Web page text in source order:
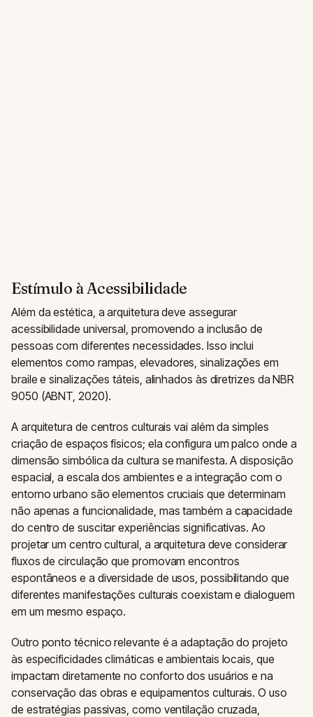
Estímulo à Acessibilidade
Além da estética, a arquitetura deve assegurar
acessibilidade universal, promovendo a inclusão de
pessoas com diferentes necessidades. Isso inclui
elementos como rampas, elevadores, sinalizações em
braile e sinalizações táteis, alinhados às diretrizes da NBR
9050 (ABNT, 2020).
A arquitetura de centros culturais vai além da simples
criação de espaços físicos; ela configura um palco onde a
dimensão simbólica da cultura se manifesta. A disposição
espacial, a escala dos ambientes e a integração com o
entorno urbano são elementos cruciais que determinam
não apenas a funcionalidade, mas também a capacidade
do centro de suscitar experiências significativas. Ao
projetar um centro cultural, a arquitetura deve considerar
fluxos de circulação que promovam encontros
espontâneos e a diversidade de usos, possibilitando que
diferentes manifestações culturais coexistam e dialoguem
em um mesmo espaço.
Outro ponto técnico relevante é a adaptação do projeto
às especificidades climáticas e ambientais locais, que
impactam diretamente no conforto dos usuários e na
conservação das obras e equipamentos culturais. O uso
de estratégias passivas, como ventilação cruzada,